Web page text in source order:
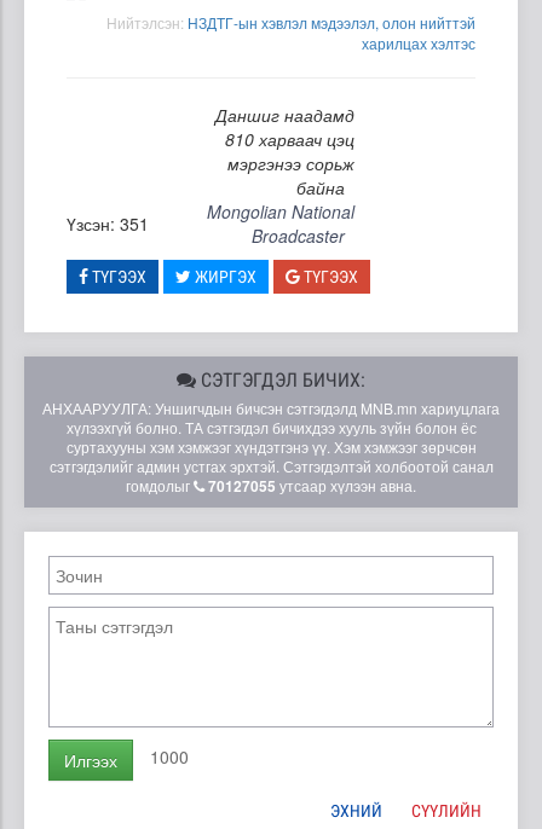
Нийтэлсэн: НЗДТГ-ын хэвлэл мэдээлэл, олон нийттэй
харилцах хэлтэс
Даншиг наадамд
810 харваач цэц
мэргэнээ сорьж
байна
Үзсэн: 351
Mongolian National
Broadcaster
ТҮГЭЭХ ЖИРГЭХ ТҮГЭЭХ
СЭТГЭГДЭЛ БИЧИХ:
АНХААРУУЛГА: Уншигчдын бичсэн сэтгэгдэлд MNB.mn хариуцлага
хүлээхгүй болно. ТА сэтгэгдэл бичихдээ хууль зүйн болон ёс
суртахууны хэм хэмжээг хүндэтгэнэ үү. Хэм хэмжээг зөрчсөн
сэтгэгдэлийг админ устгах эрхтэй. Сэтгэгдэлтэй холбоотой санал
гомдолыг
70127055 утсаар хүлээн авна.
Илгээх 1000
ЭХНИЙ СҮҮЛИЙН